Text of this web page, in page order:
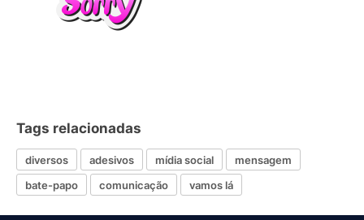
Tags relacionadas
diversos adesivos mídia social
mensagem
bate-papo
comunicação vamos lá